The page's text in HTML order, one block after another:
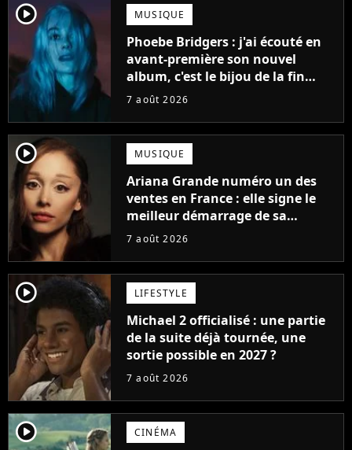
player2 MUSIQUE
Phoebe Bridgers : j'ai écouté en
avant-première son nouvel
album, c'est le bijou de la fin
d'été
7 août 2026
player2 MUSIQUE
Ariana Grande numéro un des
ventes en France : elle signe le
meilleur démarrage de sa
carrière avec son album Petal
7 août 2026
player2 LIFESTYLE
Michael 2 officialisé : une partie
de la suite déjà tournée, une
sortie possible en 2027 ?
7 août 2026
player2 CINÉMA